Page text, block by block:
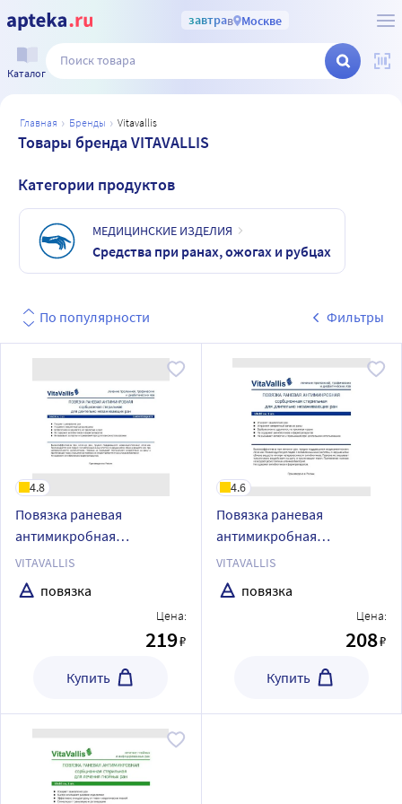
завтрав Москве
Каталог
главная бренды vitavallis
Товары бренда VITAVALLIS
Категории продуктов
МЕДИЦИНСКИЕ ИЗДЕЛИЯ
Средства при ранах, ожогах и рубцах
По популярности Фильтры
4.8
Повязка раневая
антимикробная
сорбционная стерильная
для длительно
незаживающих ран
самоклеющаяся vitavallis
VITAVALLIS
повязка
Цена:
219₽
Купить
4.6
Повязка раневая
антимикробная
сорбционная стерильная
для лечения длительно
незаживающих ран
VITAVALLIS
повязка
Цена:
208₽
Купить